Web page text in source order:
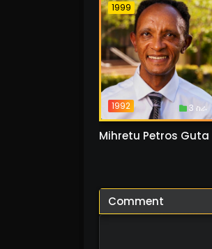
1999
1992 3 ስራ
Mihretu Petros Guta
Comment